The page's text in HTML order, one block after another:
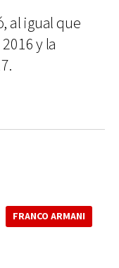
al igual que
y la
FRANCO ARMANI